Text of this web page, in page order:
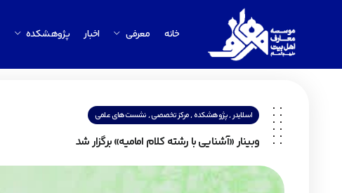
خانه معرفی اخبار پژوهشکده
اسلایدر,پژوهشکده,مرکز تخصصی,نشست‌های علمی
وبینار «آشنایی با رشته کلام امامیه» برگزار شد